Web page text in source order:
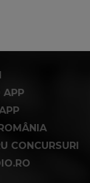
APP
CONCURSURI